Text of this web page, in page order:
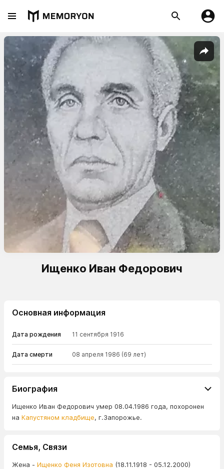
Ищенко Иван Федорович
Основная информация
Дата рождения 11 сентября 1916
Дата смерти 08 апреля 1986 (69 лет)
Биография
Ищенко Иван Федорович умер 08.04.1986 года, похоронен
на Капустяном кладбище, г.Запорожье.
Семья, Связи
Жена - Ищенко Феня Изотовна (18.11.1918 - 05.12.2000)